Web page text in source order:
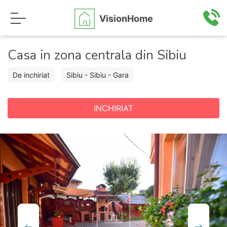
VisionHome
Casa in zona centrala din Sibiu
De inchiriat Sibiu - Sibiu - Gara
INCHIRIAT